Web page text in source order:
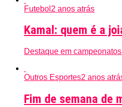
Futebol 2 anos atrás
Kamal: quem é a
Destaque em
Outros Esportes2 anos
Fim de semana de